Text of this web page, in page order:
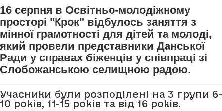
16 серпня в Освітньо-молодіжному
просторі "Крок" відбулось заняття з
мінної грамотності для дітей та молоді,
який провели представники Данської
Ради у справах біженців у співпраці зі
Слобожанською селищною радою.
Учасники були розподілені на 3 групи 6-
10 років, 11-15 років та від 16 років.